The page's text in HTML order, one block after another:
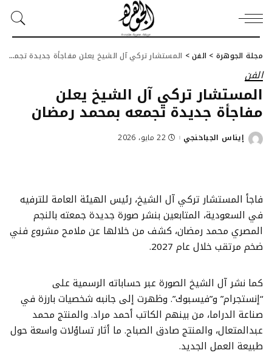
مجلة الجوهرة > الفن> المستشار تركي آل الشيخ يعلن مفاجأة جديدة تجمعه بمحمد رمضان
الفن
المستشار تركي آل الشيخ يعلن
مفاجأة جديدة تجمعه بمحمد رمضان
Posted
إيناس الجباخنجي 22 مايو، 2026
فاجأ المستشار تركي آل الشيخ، رئيس الهيئة العامة للترفيه
في السعودية، المتابعين بنشر صورة جديدة جمعته بالنجم
المصري محمد رمضان، كشف من خلالها عن ملامح مشروع فني
ضخم مرتقب خلال عام 2027.
كما نشر آل الشيخ الصورة عبر حساباته الرسمية على
“إنستجرام” و”فيسبوك”. وظهرت إلى جانبه شخصيات بارزة في
صناعة الدراما، من بينهم الكاتب أحمد مراد. والمنتج محمد
عبدالمتعال، والمنتج صادق الصباح. ما أثار تساؤلات واسعة حول
طبيعة العمل الجديد.